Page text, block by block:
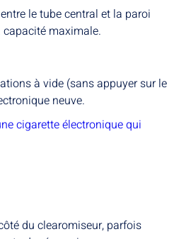
le tube central et la paroi
capacité maximale.
à vide (sans appuyer sur le
neuve.
cigarette électronique qui
du clearomiseur, parfois